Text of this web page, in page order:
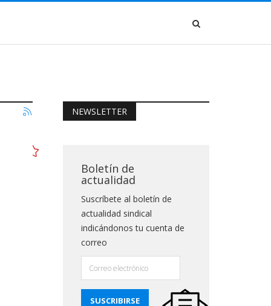
NEWSLETTER
Boletín de
actualidad
Suscríbete al boletín de
actualidad sindical
indicándonos tu cuenta de
correo